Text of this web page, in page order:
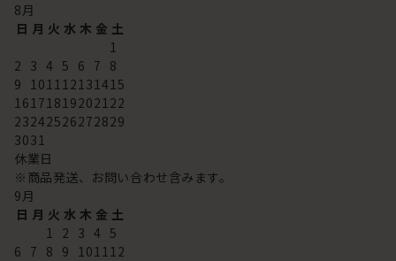
8月
日 月 火 水 木 金 土
1
2 3 4 5 6 7 8
9 101112131415
16171819202122
23242526272829
3031
休業日
※商品発送、お問い合わせ含みます。
9月
日 月 火 水 木 金 土
1 2 3 4 5
6 7 8 9 101112